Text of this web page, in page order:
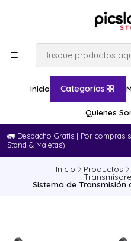
Inicio Categorías
Quienes
🚛​ Despacho Gratis | Por compras
Stand & Maletas)
Inicio Productos
Sistema de Transmisión